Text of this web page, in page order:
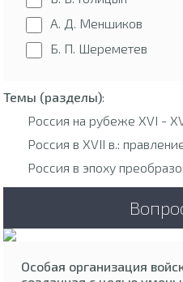
А. Д. Меншиков
Б. П. Шереметев
Темы (разделы):
Россия на рубеже XVI -
Россия в XVII в.:
Россия в эпоху
Особая организация